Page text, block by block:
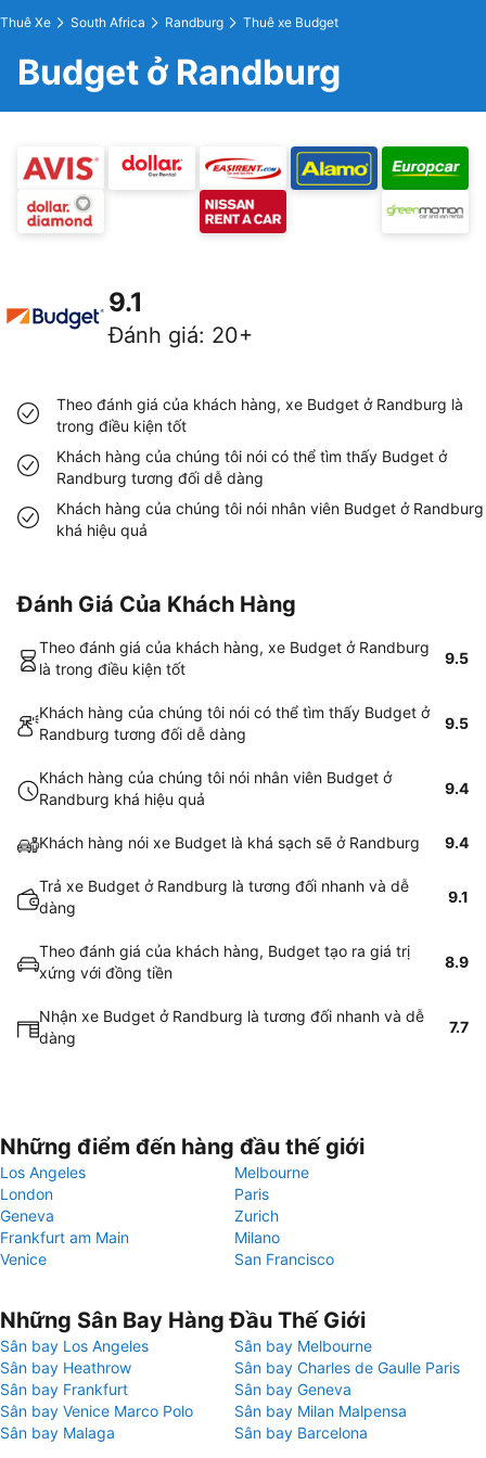
Thuê Xe South Africa Randburg Thuê xe Budget
Budget ở Randburg
9.1
Đánh giá: 20+
Theo đánh giá của khách hàng, xe Budget ở Randburg là
trong điều kiện tốt
Khách hàng của chúng tôi nói có thể tìm thấy Budget ở
Randburg tương đối dễ dàng
Khách hàng của chúng tôi nói nhân viên Budget ở Randburg
khá hiệu quả
Đánh Giá Của Khách Hàng
Theo đánh giá của khách hàng, xe Budget ở Randburg
là trong điều kiện tốt
9.5
Khách hàng của chúng tôi nói có thể tìm thấy Budget ở
Randburg tương đối dễ dàng
9.5
Khách hàng của chúng tôi nói nhân viên Budget ở
Randburg khá hiệu quả
9.4
Khách hàng nói xe Budget là khá sạch sẽ ở Randburg 9.4
Trả xe Budget ở Randburg là tương đối nhanh và dễ
dàng
9.1
Theo đánh giá của khách hàng, Budget tạo ra giá trị
xứng với đồng tiền
8.9
Nhận xe Budget ở Randburg là tương đối nhanh và dễ
dàng
7.7
Những điểm đến hàng đầu thế giới
Los Angeles
Melbourne
London
Paris
Geneva
Zurich
Frankfurt am Main
Milano
Venice
San Francisco
Những Sân Bay Hàng Đầu Thế Giới
Sân bay Los Angeles
Sân bay Melbourne
Sân bay Heathrow
Sân bay Charles de Gaulle Paris
Sân bay Frankfurt
Sân bay Geneva
Sân bay Venice Marco Polo
Sân bay Milan Malpensa
Sân bay Malaga
Sân bay Barcelona